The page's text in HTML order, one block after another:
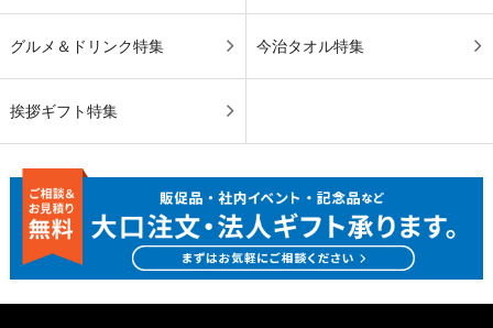
グルメ＆ドリンク特集 今治タオル特集
挨拶ギフト特集